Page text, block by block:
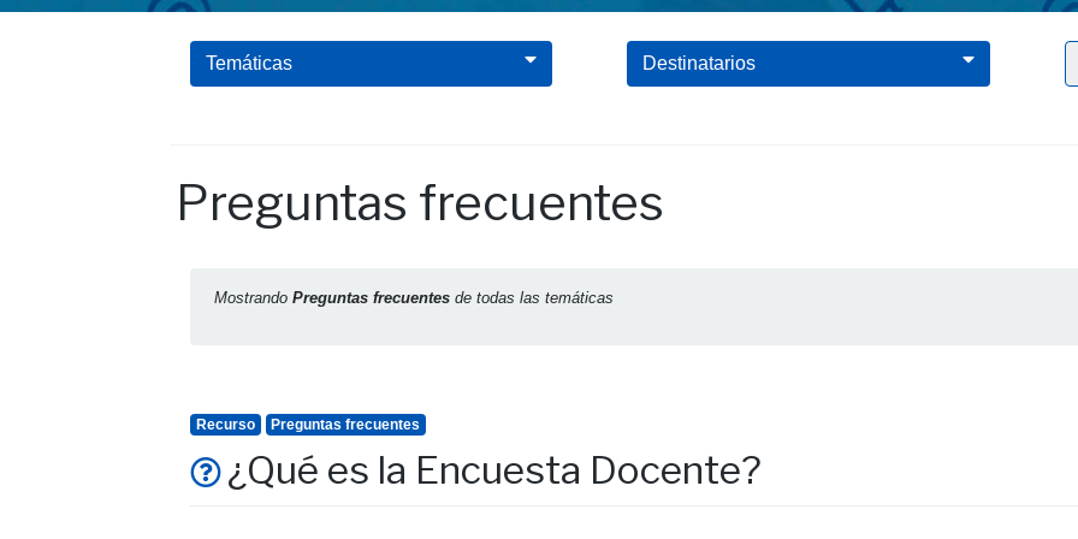
Temáticas Destinatarios
Preguntas frecuentes
Mostrando Preguntas frecuentes de todas las temáticas
Recurso Preguntas frecuentes
¿Qué es la Encuesta Docente?